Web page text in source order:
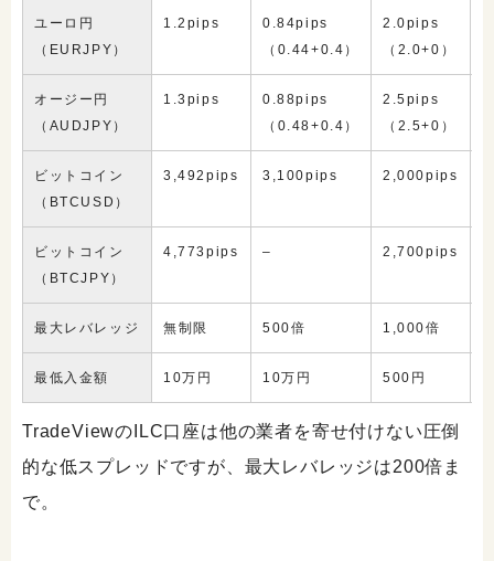
ユーロ円
（EURJPY）
1.2pips
0.84pips
（0.44+0.4）
2.0pips
（2.0+0）
オージー円
（AUDJPY）
1.3pips
0.88pips
（0.48+0.4）
2.5pips
（2.5+0）
ビットコイン
（BTCUSD）
3,492pips 3,100pips 2,000pips
ビットコイン
（BTCJPY）
4,773pips – 2,700pips
最大レバレッジ 無制限 500倍 1,000倍
最低入金額 10万円 10万円 500円
TradeViewのILC口座は他の業者を寄せ付けない圧倒
的な低スプレッドですが、最大レバレッジは200倍ま
で。